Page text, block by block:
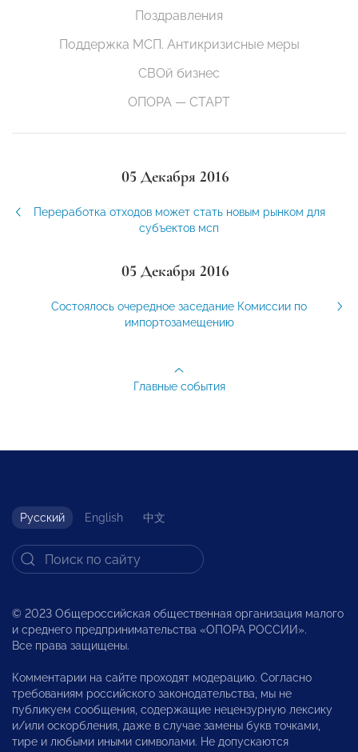
Поздравления
Поддержка МСП. Антикризисные меры
СВОй бизнес
ОПОРА — СТАРТ
05 Декабря 2016
Переработка отходов может стать новым рынком для
субъектов мсп
05 Декабря 2016
Состоялось очередное заседание Комиссии по
импортозамещению
Главные события
Русский English 中文
© 2023 Общероссийская общественная организация малого
и среднего предпринимательства «ОПОРА РОССИИ».
Все права защищены.
Комментарии на сайте проходят модерацию. Согласно
требованиям российского законодательства, мы не
публикуем сообщения, содержащие нецензурную лексику
и/или оскорбления, даже в случае замены букв точками,
тире и любыми иными символами. Не допускаются